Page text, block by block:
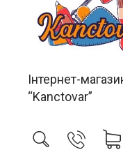
Інтернет-
“Kanctovar”